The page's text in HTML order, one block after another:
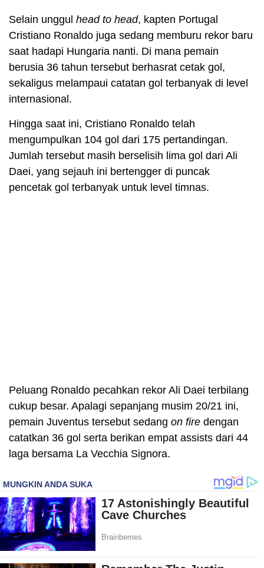
Selain unggul head to head, kapten Portugal
Cristiano Ronaldo juga sedang memburu rekor baru
saat hadapi Hungaria nanti. Di mana pemain
berusia 36 tahun tersebut berhasrat cetak gol,
sekaligus melampaui catatan gol terbanyak di level
internasional.
Hingga saat ini, Cristiano Ronaldo telah
mengumpulkan 104 gol dari 175 pertandingan.
Jumlah tersebut masih berselisih lima gol dari Ali
Daei, yang sejauh ini bertengger di puncak
pencetak gol terbanyak untuk level timnas.
Peluang Ronaldo pecahkan rekor Ali Daei terbilang
cukup besar. Apalagi sepanjang musim 20/21 ini,
pemain Juventus tersebut sedang on fire dengan
catatkan 36 gol serta berikan empat assists dari 44
laga bersama La Vecchia Signora.